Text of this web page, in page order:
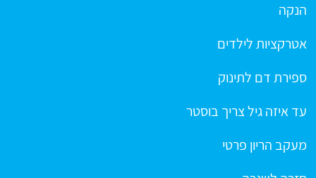
הנקה
אטרקציות לילדים
ספירת דם לתינוק
עד איזה גיל צריך בוסטר
מעקב הריון פרטי